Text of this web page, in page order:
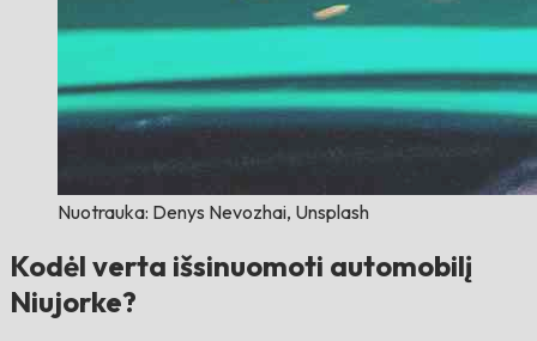
Nuotrauka: Denys Nevozhai, Unsplash
Kodėl verta išsinuomoti automobilį
Niujorke?